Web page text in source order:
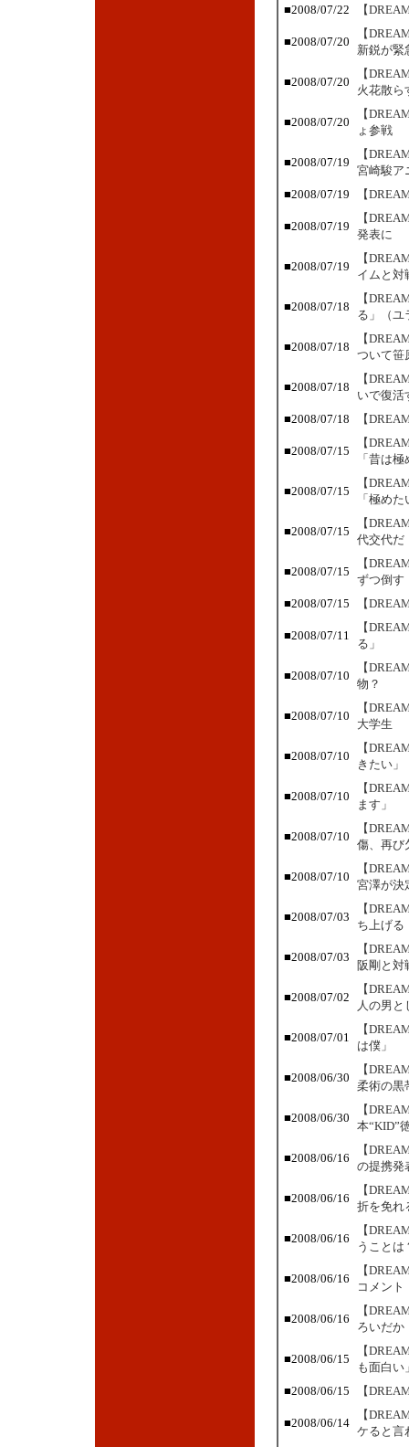
■2008/07/22 【
■2008/07/20
【
新鋭が緊
■2008/07/20
【
火花散ら
■2008/07/20
【
ょ参戦
■2008/07/19
【
宮崎駿ア
■2008/07/19
【
■2008/07/19
【
発表に
■2008/07/19
【
イムと対
■2008/07/18
【
る」（ユ
■2008/07/18
【
ついて笹
■2008/07/18
【
いで復活
■2008/07/18
【
■2008/07/15
【
「昔は
■2008/07/15
【
「極めた
■2008/07/15
【
代交代だ
■2008/07/15
【
ずつ倒す
■2008/07/15
【
■2008/07/11
【
る」
■2008/07/10
【
物？
■2008/07/10
【
大学生
■2008/07/10
【
きたい」
■2008/07/10
【
ます」
■2008/07/10
【
傷、再
■2008/07/10
【
宮澤が決
■2008/07/03
【
ち上げる
■2008/07/03
【
阪剛と対
■2008/07/02
【
人の男と
■2008/07/01
【
は僕」
■2008/06/30
【
柔術の黒
■2008/06/30
【
本“KID”
■2008/06/16
【
の提携発
■2008/06/16
【
折を免れ
■2008/06/16
【
うことは
■2008/06/16
【
コメント
■2008/06/16
【
ろいだか
■2008/06/15
【
も面白い
■2008/06/15
【
■2008/06/14
【
ケると言